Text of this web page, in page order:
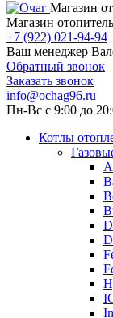
Магазин
Магазин
+7 (922) 021-94-94
Ваш менеджер
Обратный звонок
Заказать звонок
info@ochag96.ru
Пн-Вс с 9:00 до
Котлы